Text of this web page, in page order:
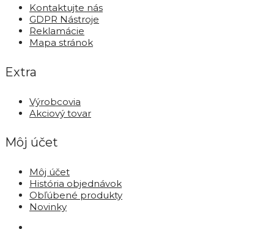
Kontaktujte nás
GDPR Nástroje
Reklamácie
Mapa stránok
Extra
Výrobcovia
Akciový tovar
Môj účet
Môj účet
História objednávok
Obľúbené produkty
Novinky